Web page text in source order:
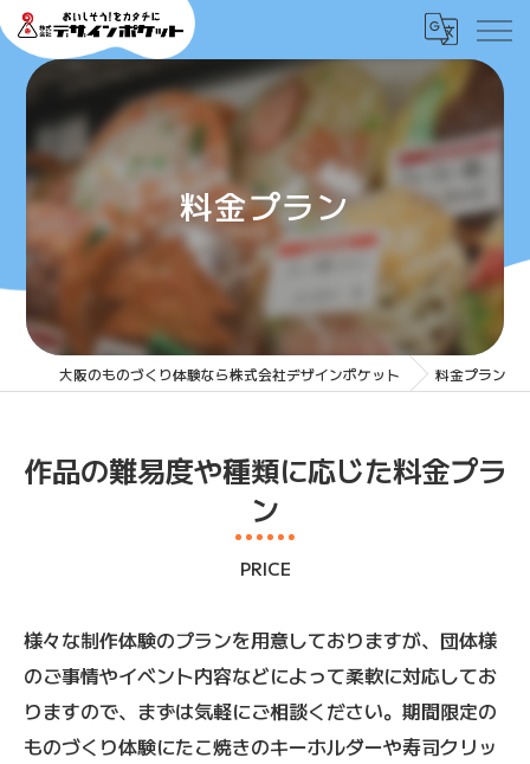
料金プラン
大阪のものづくり体験なら株式会社デザインポケット 料金プラン
作品の難易度や種類に応じた料金プラ
ン
PRICE
様々な制作体験のプランを用意しておりますが、団体様
のご事情やイベント内容などによって柔軟に対応してお
りますので、まずは気軽にご相談ください。期間限定の
ものづくり体験にたこ焼きのキーホルダーや寿司クリッ